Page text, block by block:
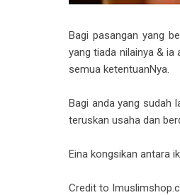
Bagi pasangan yang
yang tiada nilainya & ia
semua ketentuanNya.
Bagi anda yang sudah
teruskan usaha dan
Eina kongsikan antara
Credit to